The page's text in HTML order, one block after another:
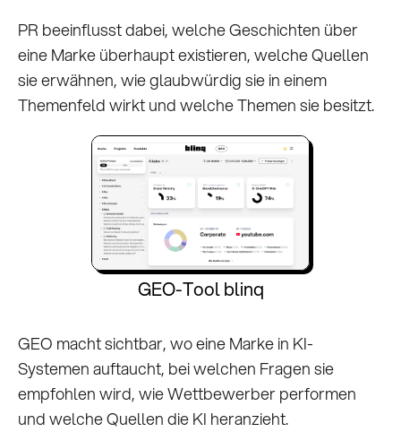
PR beeinflusst dabei, welche Geschichten über
eine Marke überhaupt existieren, welche Quellen
sie erwähnen, wie glaubwürdig sie in einem
Themenfeld wirkt und welche Themen sie besitzt.
GEO-Tool blinq
GEO macht sichtbar, wo eine Marke in KI-
Systemen auftaucht, bei welchen Fragen sie
empfohlen wird, wie Wettbewerber performen
und welche Quellen die KI heranzieht.